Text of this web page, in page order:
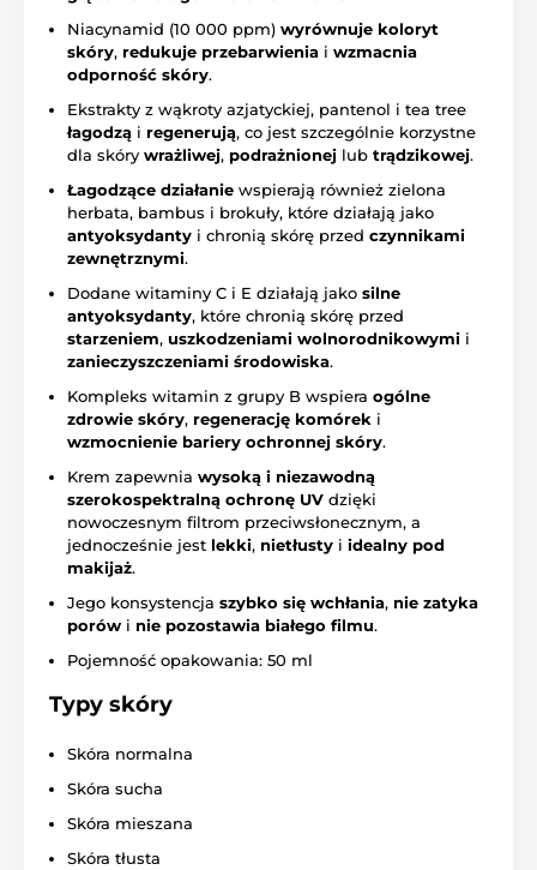
Niacynamid (10 000 ppm) wyrównuje koloryt
skóry, redukuje przebarwienia i wzmacnia
odporność skóry.
Ekstrakty z wąkroty azjatyckiej, pantenol i tea tree
łagodzą i regenerują, co jest szczególnie korzystne
dla skóry wrażliwej, podrażnionej lub trądzikowej.
Łagodzące działanie wspierają również zielona
herbata, bambus i brokuły, które działają jako
antyoksydanty i chronią skórę przed czynnikami
zewnętrznymi.
Dodane witaminy C i E działają jako silne
antyoksydanty, które chronią skórę przed
starzeniem, uszkodzeniami wolnorodnikowymi i
zanieczyszczeniami środowiska.
Kompleks witamin z grupy B wspiera ogólne
zdrowie skóry, regenerację komórek i
wzmocnienie bariery ochronnej skóry.
Krem zapewnia wysoką i niezawodną
szerokospektralną ochronę UV dzięki
nowoczesnym filtrom przeciwsłonecznym, a
jednocześnie jest lekki, nietłusty i idealny pod
makijaż.
Jego konsystencja szybko się wchłania, nie zatyka
porów i nie pozostawia białego filmu.
Pojemność opakowania: 50 ml
Typy skóry
Skóra normalna
Skóra sucha
Skóra mieszana
Skóra tłusta